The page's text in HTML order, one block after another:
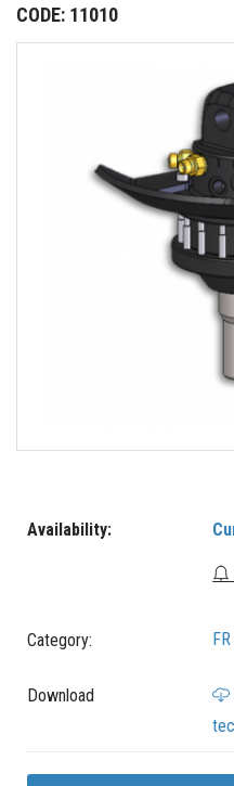
CODE: 11010
Availability:
Category: FR
Download